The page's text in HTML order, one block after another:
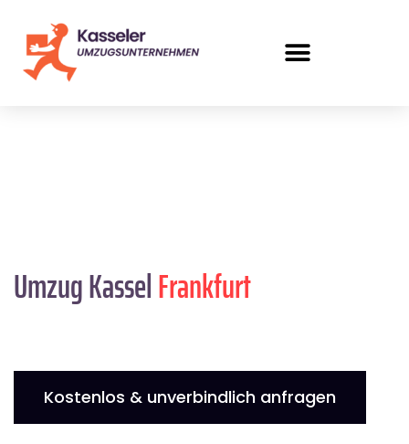
Umzug KasselFrankfurt
Kostenlos & unverbindlich anfragen